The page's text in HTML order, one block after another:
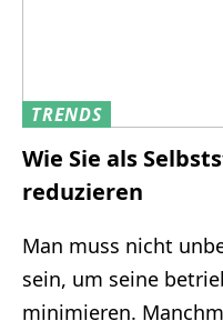
TRENDS
Wie Sie als
reduzieren
Man muss nicht
sein, um seine
minimieren.